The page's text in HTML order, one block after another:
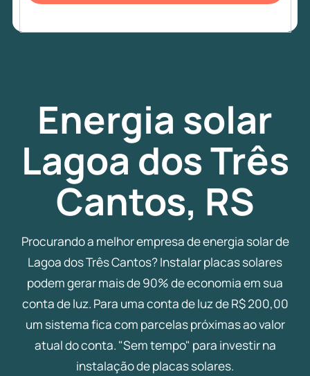
Energia solar
Lagoa dos Três
Cantos, RS
Procurando a melhor empresa de energia solar de
Lagoa dos Três Cantos? Instalar placas solares
podem gerar mais de 90% de economia em sua
conta de luz. Para uma conta de luz de R$ 200,00
um sistema fica com parcelas próximas ao valor
atual do conta. "Sem tempo" para investir na
instalação de placas solares.